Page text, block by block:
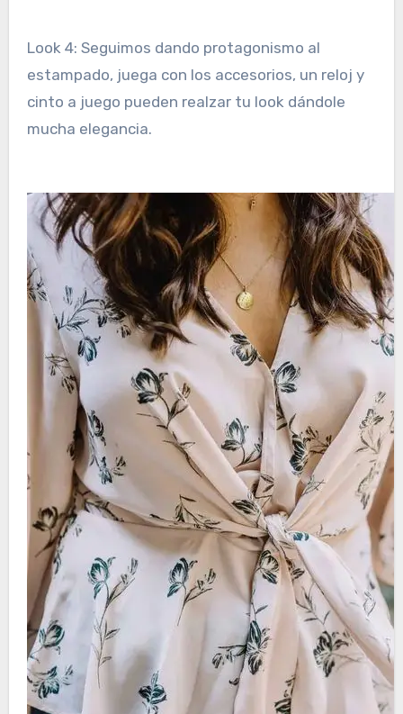
Look 4: Seguimos dando protagonismo al
estampado, juega con los accesorios, un reloj y
cinto a juego pueden realzar tu look dándole
mucha elegancia.